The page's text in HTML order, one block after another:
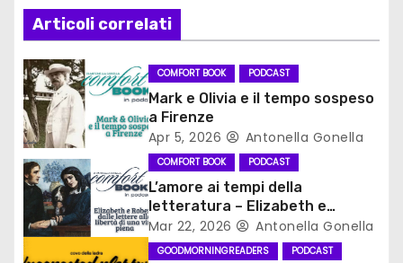
o
n
e
a
r
i
Articoli correlati
COMFORT BOOK PODCAST
Mark e Olivia e il tempo sospeso
a Firenze
Apr 5, 2026 Antonella Gonella
COMFORT BOOK PODCAST
L’amore ai tempi della
letteratura – Elizabeth e
Robert, dalle lettere alla libertà
di una vita piena
Mar 22, 2026 Antonella Gonella
GOODMORNINGREADERS PODCAST